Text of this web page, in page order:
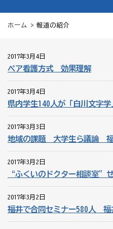
ホーム > 報道の紹介
2017年3月4日
ペア看護方式 効果理解
2017年3月4日
県内学生140人が「白川文字
2017年3月3日
地域の課題 大学生ら議論 福
2017年3月2日
“ふくいのドクター相談室”
2017年3月2日
福井で合同セミナー580人 福